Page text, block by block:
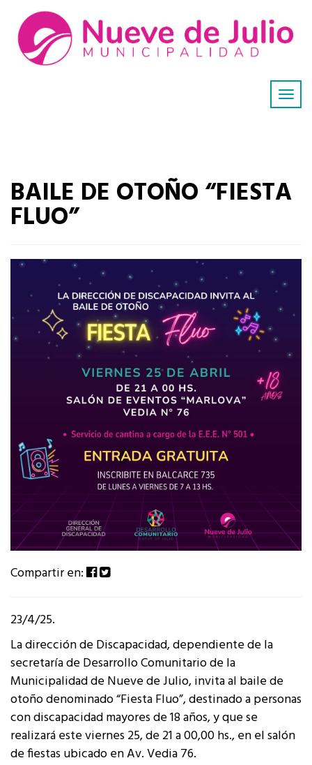
BAILE DE OTOÑO “FIESTA
FLUO”
Compartir en:
23/4/25.
La dirección de Discapacidad, dependiente de la
secretaría de Desarrollo Comunitario de la
Municipalidad de Nueve de Julio, invita al baile de
otoño denominado “Fiesta Fluo”, destinado a personas
con discapacidad mayores de 18 años, y que se
realizará este viernes 25, de 21 a 00,00 hs., en el salón
de fiestas ubicado en Av. Vedia 76.